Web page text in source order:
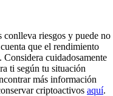
riesgos y puede no
que el rendimiento
cuidadosamente
ti según tu situación
más información
criptoactivos aquí.